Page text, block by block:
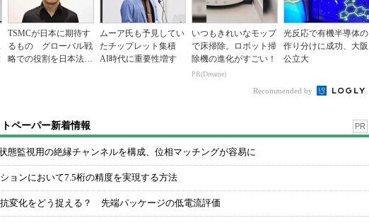
TSMCが日本に期待す
るもの グローバル戦
略での役割を日本法人
ムーア氏も予見してい
たチップレット集積
AI時代に重要性増す
いつもきれいなモップ
で床掃除。ロボット掃
除機の進化がすごい！
PR(Dreame)
光反応で有機半導体の
作り分けに成功、大阪
公立大
Recommended by
ペーパー新着情報 PR
態監視用の絶縁チャンネルを構成、位相マッチングが容易に
ョンにおいて7.5桁の精度を実現する方法
変化をどう捉える？ 先端パッケージの低電流評価